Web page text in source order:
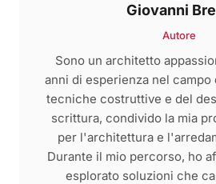
Giovanni
Autore
Sono un architetto
anni di esperienza nel
tecniche costruttive e del
scrittura, condivido la mia
per l'architettura e
Durante il mio percorso, ho
esplorato soluzioni che